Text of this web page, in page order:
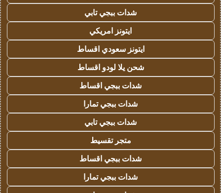
شدات ببجي تابي
ايتونز امريكي
ايتونز سعودي اقساط
شحن يلا لودو اقساط
شدات ببجي اقساط
شدات ببجي تمارا
شدات ببجي تابي
متجر تقسيط
شدات ببجي اقساط
شدات ببجي تمارا